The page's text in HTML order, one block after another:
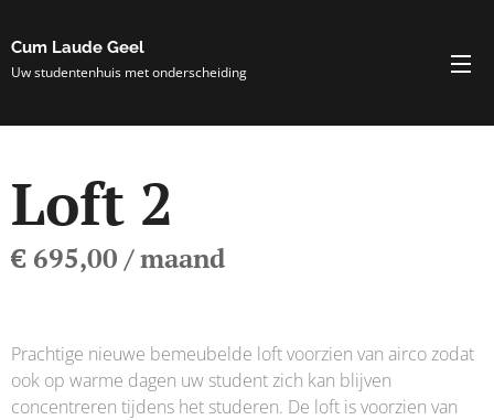
Cum Laude Geel
Uw studentenhuis met onderscheiding
Loft 2
€ 695,00 / maand
Prachtige nieuwe bemeubelde loft voorzien van airco zodat
ook op warme dagen uw student zich kan blijven
concentreren tijdens het studeren. De loft is voorzien van